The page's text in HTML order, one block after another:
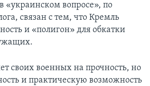
«украинском вопросе», по
связан с тем, что Кремль
и «полигон» для обкатки
своих военных на прочность, но
и практическую возможность